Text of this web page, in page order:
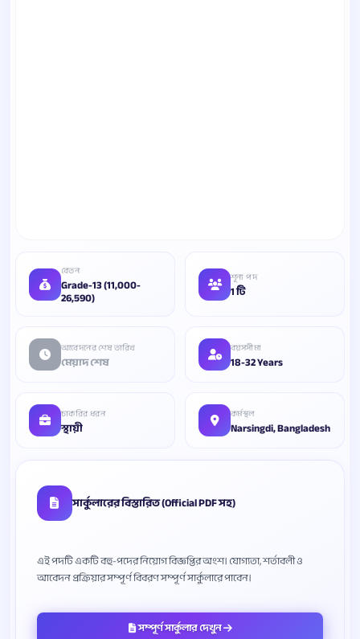
বেতন
Grade-13 (11,000-
26,590)
শূন্য পদ
1 টি
আবেদনের শেষ তারিখ
মেয়াদ শেষ
বয়সসীমা
18-32 Years
চাকরির ধরন
স্থায়ী
কর্মস্থল
Narsingdi, Bangladesh
সার্কুলারের বিস্তারিত (Official PDF সহ)
এই পদটি একটি বহু-পদের নিয়োগ বিজ্ঞপ্তির অংশ। যোগ্যতা, শর্তাবলী ও
সম্পূর্ণ সার্কুলার দেখুন